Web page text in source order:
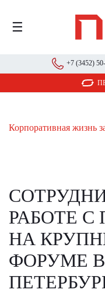
☰
+7 (3452)
Корпоративная жизнь
РАБОТЕ
НА
ФОРУМЕ